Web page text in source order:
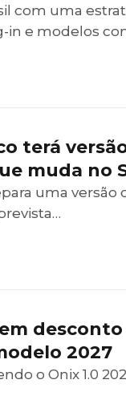
com uma
in e modelos
terá
muda no
uma versão
desconto
2027
o Onix 1.0